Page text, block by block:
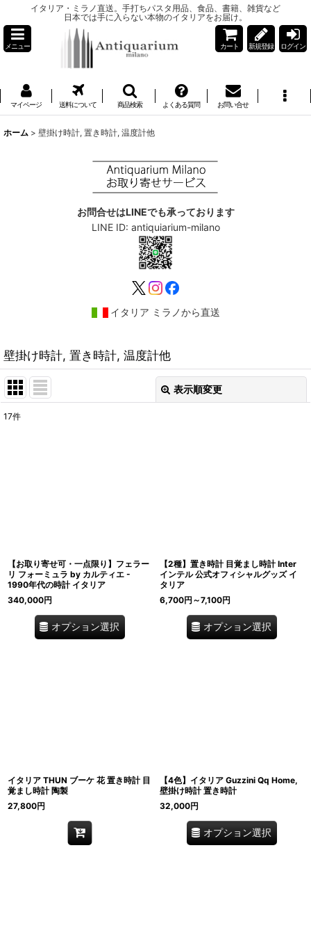
イタリア・ミラノ直送。手打ちパスタ用品、食品、書籍、雑貨など
日本では手に入らない本物のイタリアをお届け。
メニュー カート 新規登録 ログイン
マイページ 送料について 商品検索 よくある質問 お問い合せ
ホーム > 壁掛け時計, 置き時計, 温度計他
お問合せはLINEでも承っております
LINE ID: antiquiarium-milano
イタリア ミラノから直送
壁掛け時計, 置き時計, 温度計他
表示順変更
17件
【お取り寄せ可・一点限り】フェラー
リ フォーミュラ by カルティエ -
1990年代の時計 イタリア
340,000円
オプション選択
【2種】置き時計 目覚まし時計 Inter
インテル 公式オフィシャルグッズ イ
タリア
6,700円 ～7,100円
オプション選択
イタリア THUN ブーケ 花 置き時計 目
覚まし時計 陶製
27,800円
【4色】イタリア Guzzini Qq Home,
壁掛け時計 置き時計
32,000円
オプション選択